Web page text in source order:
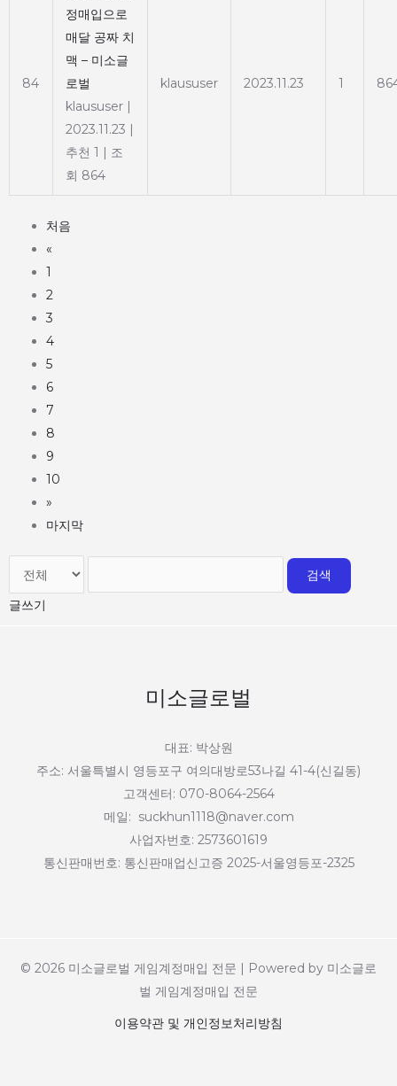
84
정매입으로
매달 공짜 치
맥 – 미소글
로벌
klaususer |
2023.11.23 |
추천 1 | 조
회 864
klaususer 2023.11.23 1
처음
«
1
2
3
4
5
6
7
8
9
10
»
마지막
검색
글쓰기
미소글로벌
대표: 박상원
주소: 서울특별시 영등포구 여의대방로53나길 41-4(신길동)
고객센터: 070-8064-2564
메일: suckhun1118@naver.com
사업자번호: 2573601619
통신판매번호: 통신판매업신고증 2025-서울영등포-2325
© 2026 미소글로벌 게임계정매입 전문 | Powered by 미소글로
벌 게임계정매입 전문
이용약관 및 개인정보처리방침